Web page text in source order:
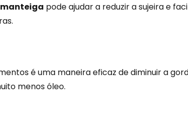
pode ajudar a reduzir a sujeira e
é uma maneira eficaz de diminuir a
menos óleo.